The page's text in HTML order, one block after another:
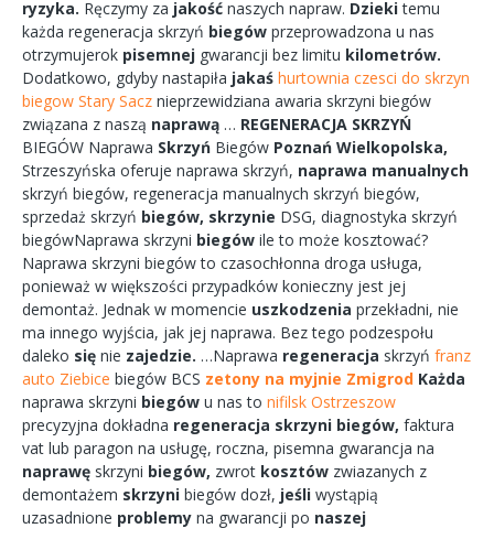
ryzyka. Ręczymy za jakość naszych napraw. Dziekitemu
każda regeneracja skrzyń biegów przeprowadzona u nas
otrzymujerok pisemnej gwarancji bez limitu kilometrów.
Dodatkowo, gdyby nastapiła jakaś hurtownia czesci do skrzyn
biegow Stary Sacz nieprzewidziana awaria skrzyni biegów
związana z naszą naprawą … REGENERACJA SKRZYŃ
BIEGÓW Naprawa Skrzyń Biegów Poznań Wielkopolska,
Strzeszyńska oferuje naprawa skrzyń, naprawa manualnych
skrzyń biegów, regeneracja manualnych skrzyń biegów,
sprzedaż skrzyń biegów, skrzynie DSG, diagnostyka skrzyń
biegówNaprawa skrzyni biegów ile to może kosztować?
Naprawa skrzyni biegówto czasochłonna droga usługa,
ponieważ w większości przypadków konieczny jest jej
demontaż. Jednak w momencie uszkodzenia przekładni, nie
ma innego wyjścia, jak jej naprawa. Bez tego podzespołu
daleko się nie zajedzie. …Naprawa regeneracja skrzyń franz
auto Ziebice biegów BCS zetony na myjnie Zmigrod Każda
naprawa skrzyni biegów u nas to nifilsk Ostrzeszow
precyzyjna dokładna regeneracja skrzyni biegów, faktura
vat lub paragon na usługę, roczna, pisemna gwarancja na
naprawę skrzyni biegów, zwrot kosztów zwiazanych z
demontażem skrzyni biegów dozł, jeśli wystąpią
uzasadnione problemy na gwarancji po naszej